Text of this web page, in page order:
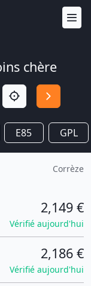
chère
E85 GPL
Corrèze
2,149 €
Vérifié aujourd'hui
2,186 €
Vérifié aujourd'hui